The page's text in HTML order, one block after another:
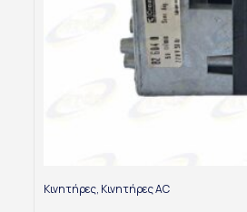
Κινητήρες, Κινητήρες AC